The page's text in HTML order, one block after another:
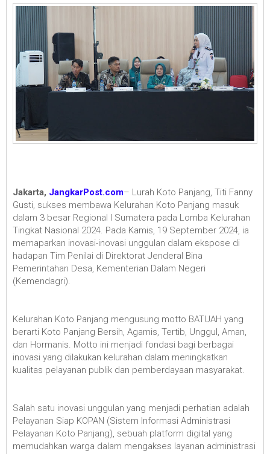
Jakarta, JangkarPost.com– Lurah Koto Panjang, Titi Fanny
Gusti, sukses membawa Kelurahan Koto Panjang masuk
dalam 3 besar Regional I Sumatera pada Lomba Kelurahan
Tingkat Nasional 2024. Pada Kamis, 19 September 2024, ia
memaparkan inovasi-inovasi unggulan dalam ekspose di
hadapan Tim Penilai di Direktorat Jenderal Bina
Pemerintahan Desa, Kementerian Dalam Negeri
(Kemendagri).
Kelurahan Koto Panjang mengusung motto BATUAH yang
berarti Koto Panjang Bersih, Agamis, Tertib, Unggul, Aman,
dan Hormanis. Motto ini menjadi fondasi bagi berbagai
inovasi yang dilakukan kelurahan dalam meningkatkan
kualitas pelayanan publik dan pemberdayaan masyarakat.
Salah satu inovasi unggulan yang menjadi perhatian adalah
Pelayanan Siap KOPAN (Sistem Informasi Administrasi
Pelayanan Koto Panjang), sebuah platform digital yang
memudahkan warga dalam mengakses layanan administrasi